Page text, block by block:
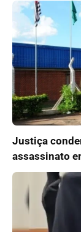
Justiça
assassinato